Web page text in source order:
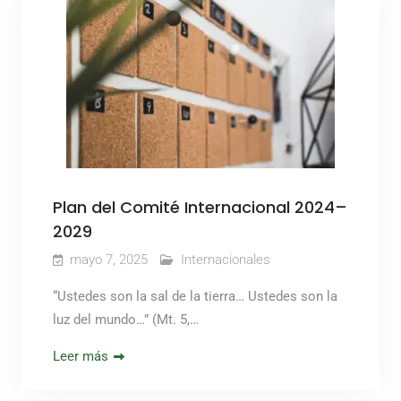
Plan del Comité Internacional 2024–
2029
mayo 7, 2025 Internacionales
“Ustedes son la sal de la tierra… Ustedes son la
luz del mundo…” (Mt. 5,…
Leer más